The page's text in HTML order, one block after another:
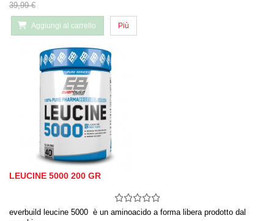
39,99 €
Aggiungi al carrello Più
LEUCINE 5000 200 GR
everbuild leucine 5000 è un aminoacido a forma libera prodotto dal